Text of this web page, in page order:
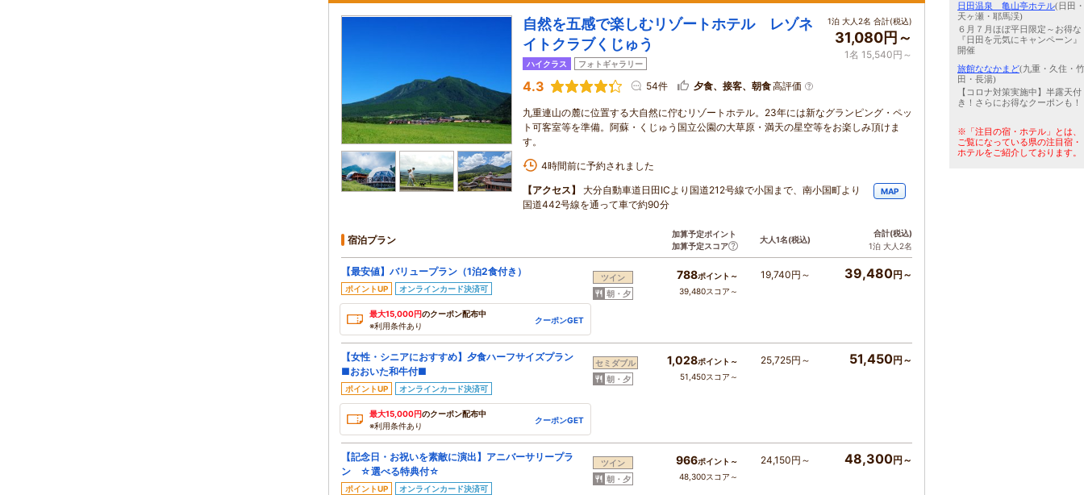
自然を五感で楽しむリゾートホテル レゾネ
イトクラブくじゅう
ハイクラス フォトギャラリー
1泊 大人2名 合計(税込)
31,080円～
1名 15,540円～
4.3 54件 夕食、接客、朝食高評価
九重連山の麓に位置する大自然に佇むリゾートホテル。23年には新なグランピング・ペッ
ト可客室等を準備。阿蘇・くじゅう国立公園の大草原・満天の星空等をお楽しみ頂けま
す。
4時間前に予約されました
【アクセス】
大分自動車道日田ICより国道212号線で小国まで、南小国町より
国道442号線を通って車で約90分
MAP
宿泊プラン
加算予定ポイント
加算予定スコア
大人1名(税込)
合計(税込)
1泊 大人2名
【最安値】バリュープラン（1泊2食付き）
ポイントUP オンラインカード決済可
最大15,000円のクーポン配布中
※利用条件あり
クーポンGET
ツイン
朝・夕
788ポイント～
39,480スコア～
19,740円～ 39,480円～
【女性・シニアにおすすめ】夕食ハーフサイズプラン
■おおいた和牛付■
ポイントUP オンラインカード決済可
最大15,000円のクーポン配布中
※利用条件あり
クーポンGET
セミダブル
朝・夕
1,028ポイント～
51,450スコア～
25,725円～ 51,450円～
【記念日・お祝いを素敵に演出】アニバーサリープラ
ン ☆選べる特典付☆
ポイントUP オンラインカード決済可
ツイン
朝・夕
966ポイント～
48,300スコア～
24,150円～ 48,300円～
日田温泉 亀山亭ホテル(日田・
天ヶ瀬・耶馬渓)
６月７月ほぼ平日限定～お得な
『日田を元気にキャンペーン』
開催
旅館ななかまど(九重・久住・竹
田・長湯)
【コロナ対策実施中】半露天付
き！さらにお得なクーポンも！
※「注目の宿・ホテル」とは、
ご覧になっている県の注目宿・
ホテルをご紹介しております。